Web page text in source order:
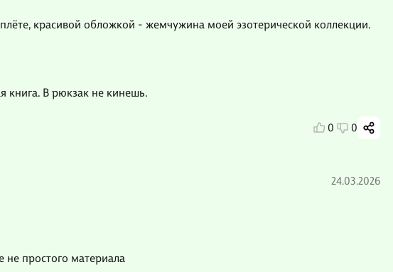
красивой обложкой - жемчужина моей эзотерической коллекции.
книга. В рюкзак не кинешь.
0 0
24.03.2026
не простого материала